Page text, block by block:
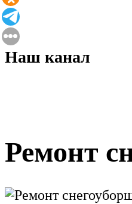
Наш канал
Ремонт